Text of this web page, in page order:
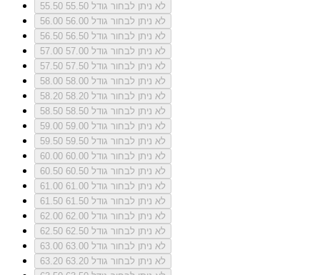
55.50
לא ניתן לבחור גודל 55.50
56.00
לא ניתן לבחור גודל 56.00
56.50
לא ניתן לבחור גודל 56.50
57.00
לא ניתן לבחור גודל 57.00
57.50
לא ניתן לבחור גודל 57.50
58.00
לא ניתן לבחור גודל 58.00
58.20
לא ניתן לבחור גודל 58.20
58.50
לא ניתן לבחור גודל 58.50
59.00
לא ניתן לבחור גודל 59.00
59.50
לא ניתן לבחור גודל 59.50
60.00
לא ניתן לבחור גודל 60.00
60.50
לא ניתן לבחור גודל 60.50
61.00
לא ניתן לבחור גודל 61.00
61.50
לא ניתן לבחור גודל 61.50
62.00
לא ניתן לבחור גודל 62.00
62.50
לא ניתן לבחור גודל 62.50
63.00
לא ניתן לבחור גודל 63.00
63.20
לא ניתן לבחור גודל 63.20